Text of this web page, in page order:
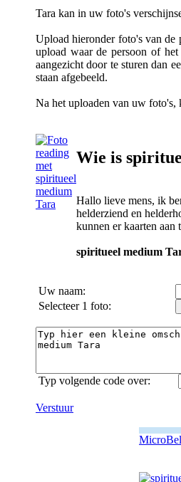
Tara kan in uw foto's
Upload hieronder foto's van de
upload waar de persoon of
aangezicht door te sturen dan
staan afgebeeld.
Na het uploaden van uw foto's,
Wie is
Hallo lieve mens, ik
helderziend en
kunnen er kaarten aan
spiritueel medium
Uw naam:
Selecteer 1 foto:
Typ volgende code over:
Verstuur
MicroBel